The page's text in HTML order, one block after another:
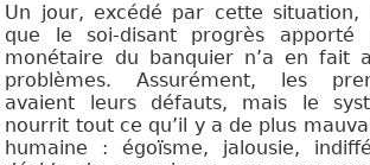
Un jour, excédé par cette situation,
que le soi-disant progrès apporté
monétaire du banquier n’a en fait
problèmes. Assurément, les
avaient leurs défauts, mais le
nourrit tout ce qu’il y a de plus
humaine : égoïsme, jalousie,